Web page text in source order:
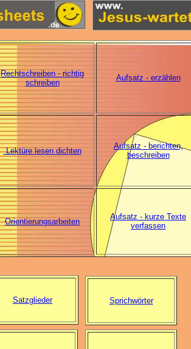
Rechtschreiben - richtig
schreiben
Aufsatz - erzählen
Lektüre lesen dichten
Aufsatz - berichten,
beschreiben
Orientierungsarbeiten
Aufsatz - kurze Texte
verfassen
Satzglieder Sprichwörter